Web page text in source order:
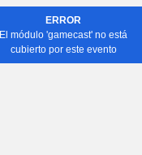
ERROR
El módulo 'gamecast' no está
cubierto por este evento